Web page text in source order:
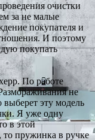
очистки
за не малые
покупателя и
И поэтому
покупать
По работе
не
эту модель
Я уже одну
в этой
то пружинка в ручке